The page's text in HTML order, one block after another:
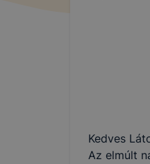
Kedves
Az elmúlt